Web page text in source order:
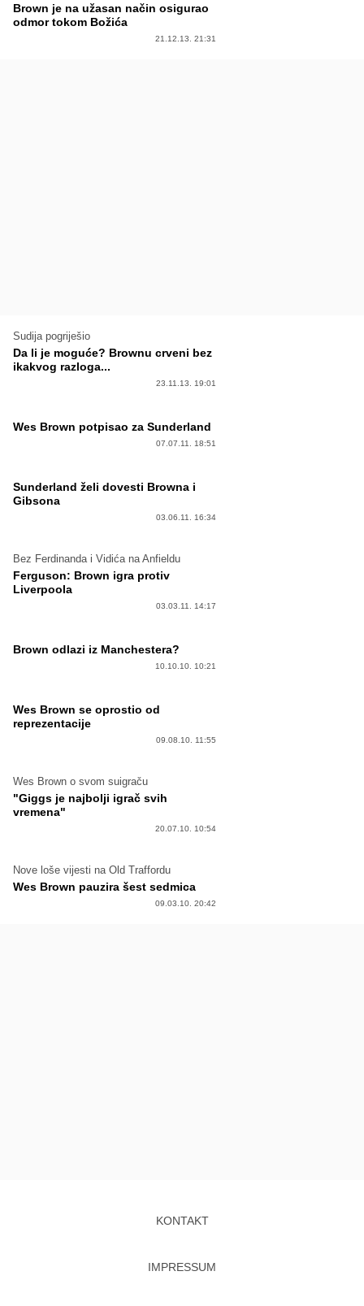
Brown je na užasan način osigurao
odmor tokom Božića
21.12.13. 21:31
Sudija pogriješio
Da li je moguće? Brownu crveni bez
ikakvog razloga...
23.11.13. 19:01
Wes Brown potpisao za Sunderland
07.07.11. 18:51
Sunderland želi dovesti Browna i
Gibsona
03.06.11. 16:34
Bez Ferdinanda i Vidića na Anfieldu
Ferguson: Brown igra protiv
Liverpoola
03.03.11. 14:17
Brown odlazi iz Manchestera?
10.10.10. 10:21
Wes Brown se oprostio od
reprezentacije
09.08.10. 11:55
Wes Brown o svom suigraču
"Giggs je najbolji igrač svih
vremena"
20.07.10. 10:54
Nove loše vijesti na Old Traffordu
Wes Brown pauzira šest sedmica
09.03.10. 20:42
KONTAKT
IMPRESSUM